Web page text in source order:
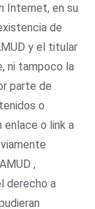
Internet, en su
de
y el titular
ni tampoco la
parte de
o
enlace o link a
,
derecho a